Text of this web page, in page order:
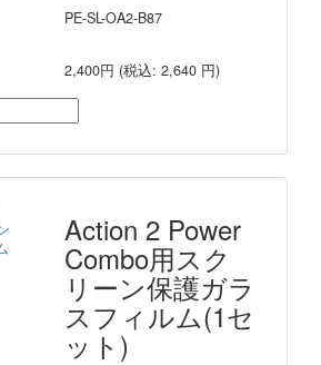
PE-SL-OA2-B87
2,400円 (税込: 2,640 円)
Action 2 Power
Combo用スク
リーン保護ガラ
スフィルム(1セ
ット)